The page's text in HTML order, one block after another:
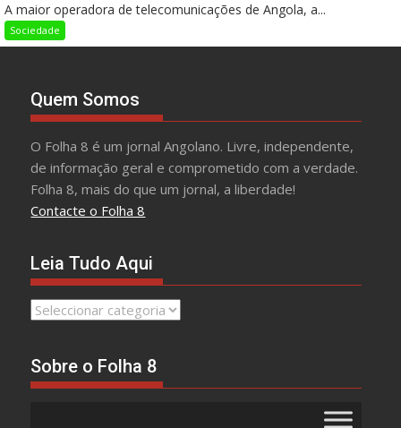
A maior operadora de telecomunicações de Angola, a...
Sociedade
Quem Somos
O Folha 8 é um jornal Angolano. Livre, independente,
de informação geral e comprometido com a verdade.
Folha 8, mais do que um jornal, a liberdade!
Contacte o Folha 8
Leia Tudo Aqui
Leia
Sobre o Folha 8